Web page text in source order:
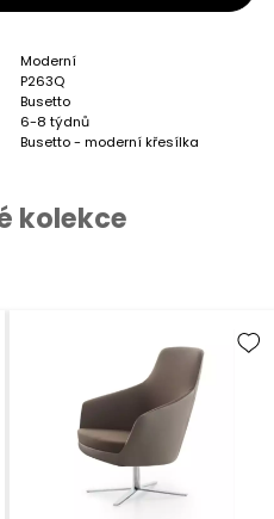
Moderní
P263Q
Busetto
6-8 týdnů
Busetto - moderní křesílka
kolekce